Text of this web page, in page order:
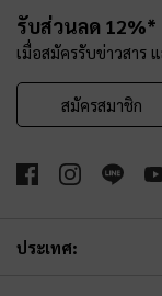
รับส่วนลด 12%*
เมื่อสมัครรับข่าวสาร
สมัครสมาชิก
ประเทศ: